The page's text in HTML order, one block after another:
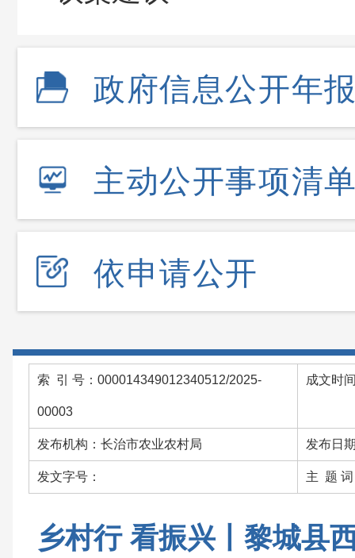
政府信息公开年
主动公开事项清
依申请公开
索 引 号：000014349012340512/2025-
00003
成文时
发布机构：长治市农业农村局 发布日
发文字号： 主 题 词
乡村行 看振兴丨黎城县